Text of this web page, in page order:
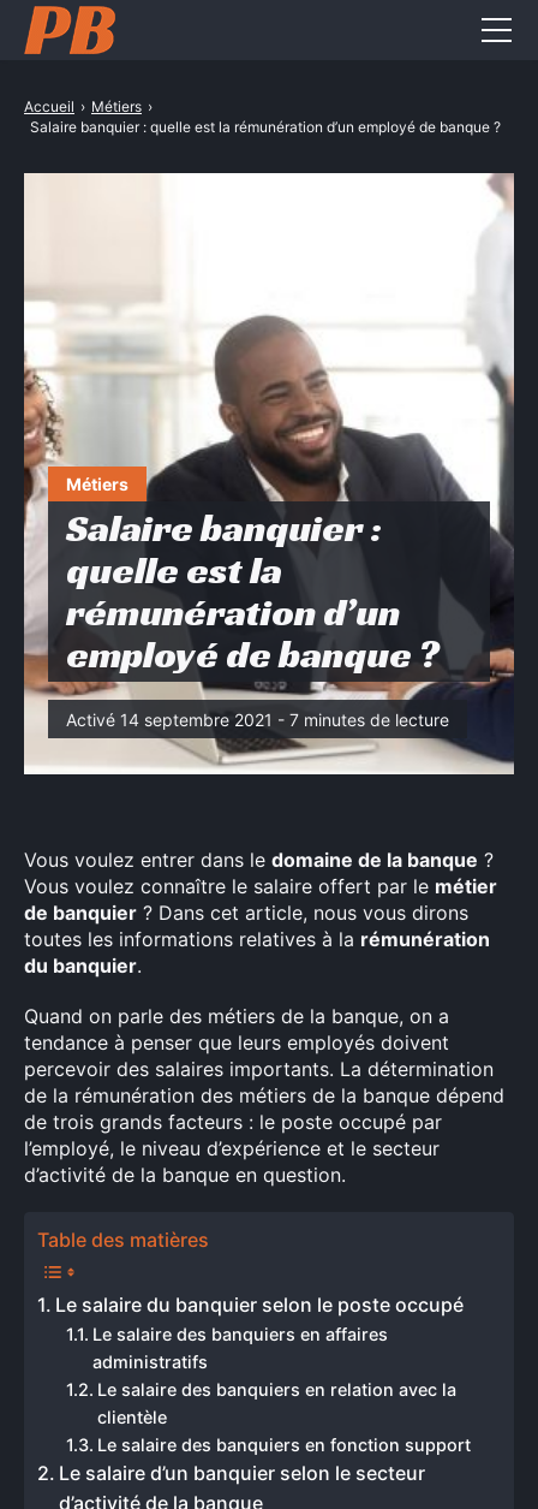
Métiers
Salaire banquier :
quelle est la
rémunération d’un
employé de banque ?
Activé 14 septembre 2021 - 7 minutes de lecture
Accueil › Métiers ›
Salaire banquier : quelle est la rémunération d’un employé de banque ?
Vous voulez entrer dans le domaine de la banque ?
Vous voulez connaître le salaire offert par le métier
de banquier ? Dans cet article, nous vous dirons
toutes les informations relatives à la rémunération
du banquier.
Quand on parle des métiers de la banque, on a
tendance à penser que leurs employés doivent
percevoir des salaires importants. La détermination
de la rémunération des métiers de la banque dépend
de trois grands facteurs : le poste occupé par
l’employé, le niveau d’expérience et le secteur
d’activité de la banque en question.
Table des matières
Le salaire du banquier selon le poste occupé
Le salaire des banquiers en affaires
administratifs
Le salaire des banquiers en relation avec la
clientèle
Le salaire des banquiers en fonction support
Le salaire d’un banquier selon le secteur
d’activité de la banque
Formation pro